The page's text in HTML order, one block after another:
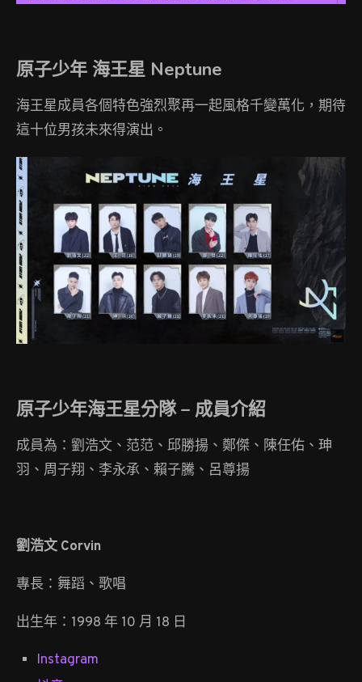
原子少年 海王星 Neptune
海王星成員各個特色強烈聚再一起風格千變萬化，期待
這十位男孩未來得演出。
原子少年海王星分隊 – 成員介紹
成員為：劉浩文、范范、邱勝揚、鄭傑、陳任佑、珅
羽、周子翔、李永承、賴子騰、呂尊揚
劉浩文 Corvin
專長：舞蹈、歌唱
出生年：1998 年 10 月 18 日
Instagram